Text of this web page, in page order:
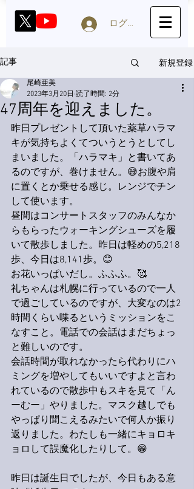
ログイン
記事 新規登録
47周年を迎えました。
尾崎亜美
2023年3月20日 読了時間: 2分
昨日プレゼントして頂いた薬草ハラマ
キが気持ちよくてついうとうとしてし
まいました。「ハラマキ」と書いてあ
るのですが、巻けません。😅お腹や肩
に置くとか乗せる感じ。レンジでチン
して使います。
昼間はコンサートスタッフのみんなか
らもらったウォーキングシューズを履
いて散歩しました。昨日は軽めの5,218
歩、今日は8,141歩。😊
お花いっぱいだし。ふふふ。🥰
礼ちゃんは札幌に行っているので一人
で過ごしているのですが、大変なのは2
時間くらい喋るというミッションをこ
なすこと。電話での会話はまだちょっ
と難しいのです。
会話時間が取れなかったら代わりにハ
ミングを増やしてもいいですよと言わ
れているので散歩中もスキを見て「ん
ーむー」やりました。マスク越しでも
やっぱり聞こえるみたいで何人か振り
返りました。わたしも一緒にキョロキ
ョロして誤魔化したりして。😁
昨日は誕生日でしたが、今日もある意